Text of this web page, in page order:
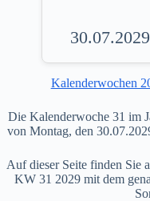
Kalenderwochen
Die Kalenderwoche 31 im
von Montag, den
Auf dieser Seite finden Sie
KW 31 2029 mit dem